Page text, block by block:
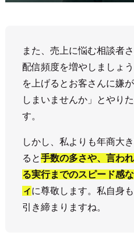
また、売上に悩む相談者
配信頻度を増やしましょ
を上げるとお客さんに嫌
しまいませんか」とやり
す。
しかし、私よりも年商大
ると手数の多さや、言わ
る実行までのスピード感
ィに尊敬します。私自身
引き締まりますね。